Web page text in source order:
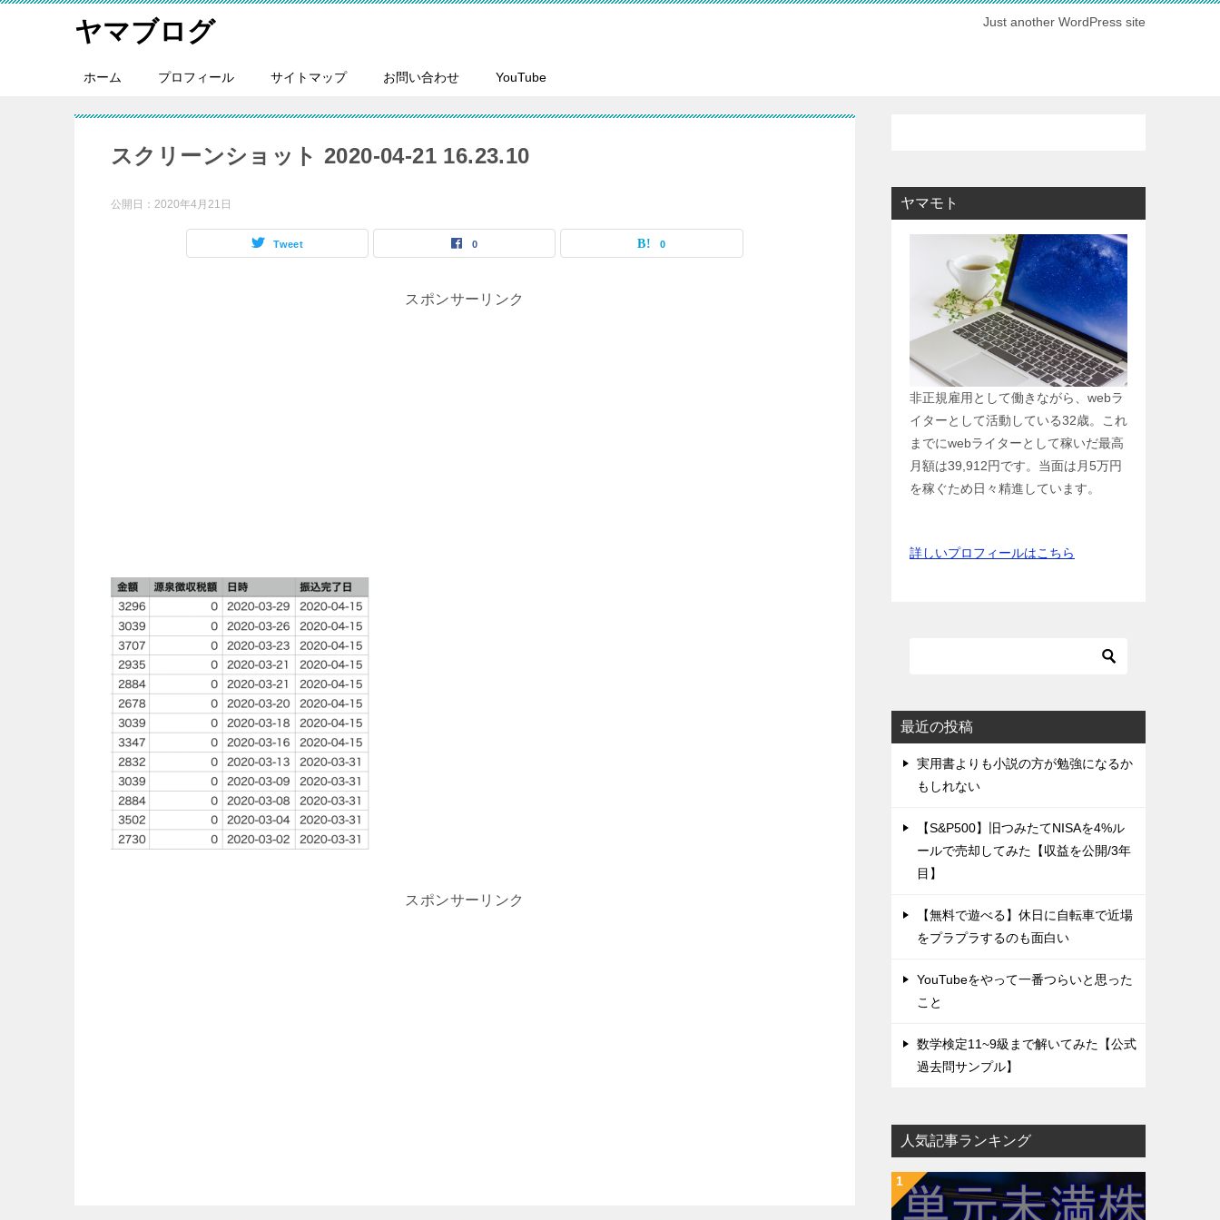
ヤマブログ Just another WordPress site
ホーム プロフィール サイトマップ お問い合わせ YouTube
スクリーンショット 2020-04-21 16.23.10
公開日： 2020年4月21日
Tweet 0 0
スポンサーリンク
スポンサーリンク
ヤマモト
非正規雇用として働きながら、webラ
イターとして活動している32歳。これ
までにwebライターとして稼いだ最高
月額は39,912円です。当面は月5万円
を稼ぐため日々精進しています。
詳しいプロフィールはこちら
最近の投稿
実用書よりも小説の方が勉強になるか
もしれない
【S&P500】旧つみたてNISAを4%ル
ールで売却してみた【収益を公開/3年
目】
【無料で遊べる】休日に自転車で近場
をプラプラするのも面白い
YouTubeをやって一番つらいと思った
こと
数学検定11~9級まで解いてみた【公式
過去問サンプル】
人気記事ランキング